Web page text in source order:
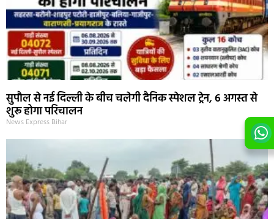
सुपौल से नई दिल्ली के बीच चलेगी दैनिक स्पेशल ट्रेन, 6 अगस्त से
शुरू होगा परिचालन
News Express Bihar